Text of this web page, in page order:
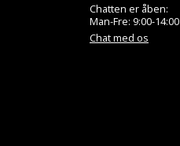
Chatten er åben:
Man-Fre: 9:00-14:00
Chat med os